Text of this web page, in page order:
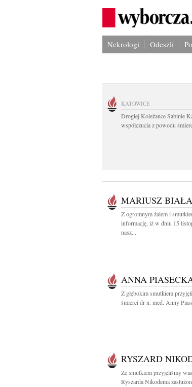
Nekrologi Odeszli
KATOWICE
Drogiej Koleżance Sabinie
współczucia z powodu
MARIUSZ
Z ogromnym żalem i
informację, iż w dniu 15
nasz...
ANNA
Z głębokim smutkiem
śmierci dr n. med. Anny
RYSZARD
Ze smutkiem przyjęliśmy
Ryszarda Nikodema